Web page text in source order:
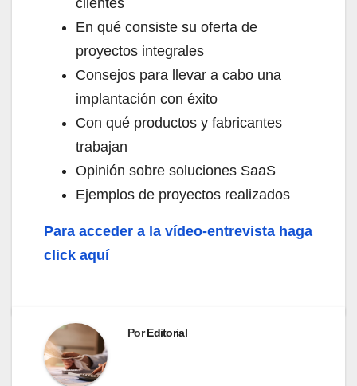
En qué consiste su oferta de
proyectos integrales
Consejos para llevar a cabo una
implantación con éxito
Con qué productos y fabricantes
trabajan
Opinión sobre soluciones SaaS
Ejemplos de proyectos realizados
Para acceder a la vídeo-entrevista haga
click aquí
PorEditorial